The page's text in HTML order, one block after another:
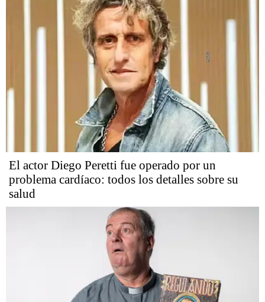
El actor Diego Peretti fue operado por un
problema cardíaco: todos los detalles sobre su
salud